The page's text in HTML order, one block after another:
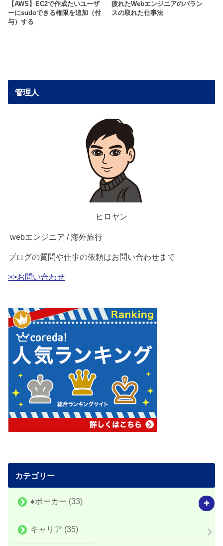
【AWS】EC2で作成たいユーザ
ーにsudoできる権限を追加（付
与）する
疲れたWebエンジニアのバラン
スの取れた仕事法
管理人
ヒロヤン
webエンジニア / 海外旅行
ブログの質問や仕事の依頼はお問い合わせまで
>>お問い合わせ
カテゴリー
♠️ポーカー (33)
キャリア (35)